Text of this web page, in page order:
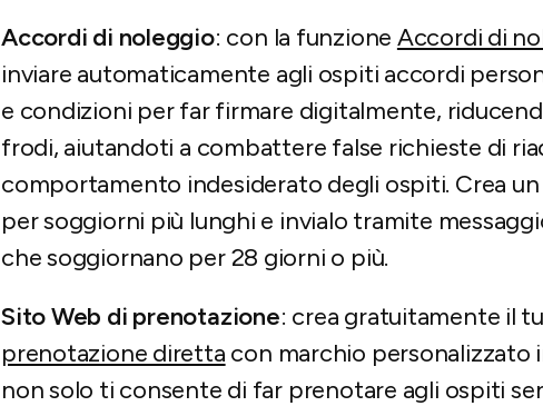
Accordi di noleggio: con la funzione Accordi di
inviare automaticamente agli ospiti accordi
e condizioni per far firmare digitalmente,
frodi, aiutandoti a combattere false richieste di
comportamento indesiderato degli ospiti. Crea
per soggiorni più lunghi e invialo tramite
che soggiornano per 28 giorni o più.
Sito Web di prenotazione: crea gratuitamente il
prenotazione diretta con marchio personalizzato
non solo ti consente di far prenotare agli ospiti